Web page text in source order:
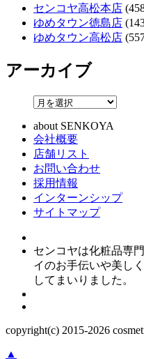
センコヤ高松本店
ゆめタウン徳島店
ゆめタウン高松店
アーカイブ
about SENKOYA
会社概要
店舗リスト
お問い合わせ
採用情報
インターンシップ
サイトマップ
センコヤは化粧品専
イのお手伝いや美し
してまいりました。
copyright(c) 2015-2026
▲